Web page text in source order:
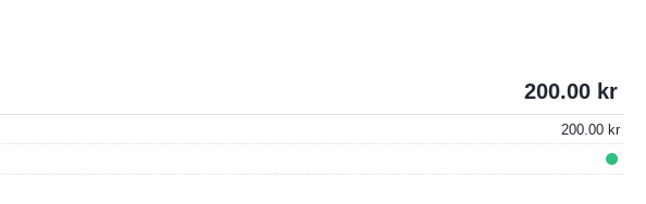
200.00
200.00